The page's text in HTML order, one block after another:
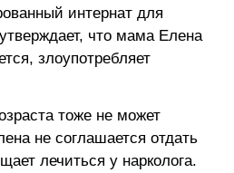
интернат для
что мама Елена
злоупотребляет
тоже не может
не соглашается отдать
лечиться у нарколога.